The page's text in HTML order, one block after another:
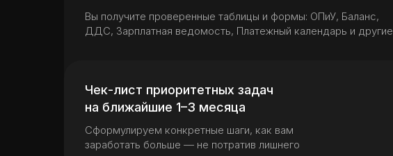
Сформулируем конкретные шаги, как вам
заработать больше — не потратив лишнего
Чек-лист приоритетных задач
на ближайшие 1–3 месяца
Вы получите проверенные таблицы и формы: ОПиУ, Баланс,
ДДС, Зарплатная ведомость, Платежный календарь и другие